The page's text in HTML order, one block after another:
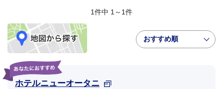
1件中 1～1件
おすすめ順
ホテルニューオータニ